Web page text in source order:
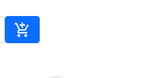

Adicionar ao carrinho